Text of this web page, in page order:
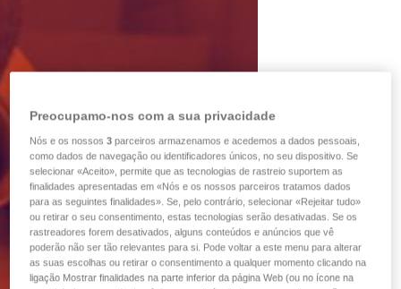
Preocupamo-nos com a sua privacidade
Nós e os nossos3 parceiros armazenamos e acedemos a dados pessoais,
como dados de navegação ou identificadores únicos, no seu dispositivo. Se
selecionar «Aceito», permite que as tecnologias de rastreio suportem as
finalidades apresentadas em «Nós e os nossos parceiros tratamos dados
para as seguintes finalidades». Se, pelo contrário, selecionar «Rejeitar tudo»
ou retirar o seu consentimento, estas tecnologias serão desativadas. Se os
rastreadores forem desativados, alguns conteúdos e anúncios que vê
poderão não ser tão relevantes para si. Pode voltar a este menu para alterar
as suas escolhas ou retirar o consentimento a qualquer momento clicando na
ligação Mostrar finalidades na parte inferior da página Web (ou no ícone na